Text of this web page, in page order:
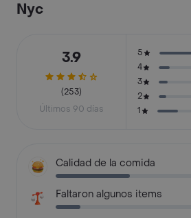
Nyc
3.9
(253)
Últimos 90 días
5
4
3
2
1
Calidad de la comida
Faltaron algunos items